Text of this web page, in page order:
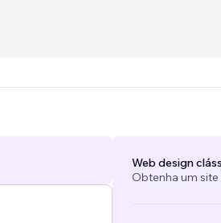
Web design
Obtenha um